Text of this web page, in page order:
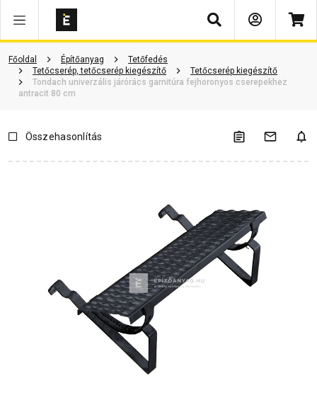
Keresés
Főoldal Építőanyag
Tetőfedés
Tetőcserép, tetőcserép kiegészítő
Tetőcserép kiegészítő
Tondach univerzális járórács garnitúra fejhoronyos cserepekhez
antracit 80 cm
Vásárlói vélemények Kérdések és válaszok Kapcsolódó cikkek
Összehasonlítás